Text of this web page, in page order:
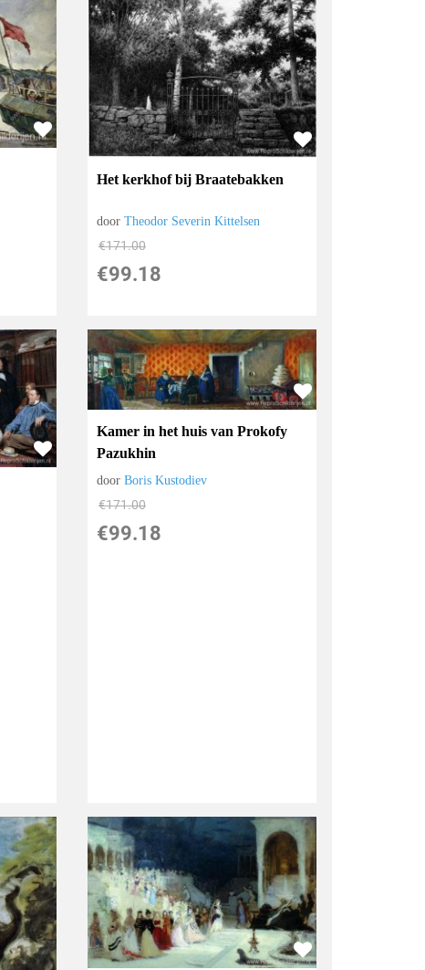
Het kerkhof bij Braatebakken
doorTheodor Severin Kittelsen
€171.00
€99.18
Kamer in het huis van Prokofy
Pazukhin
doorBoris Kustodiev
€171.00
€99.18